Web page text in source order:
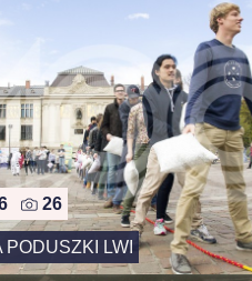
26
PODUSZKI LWI